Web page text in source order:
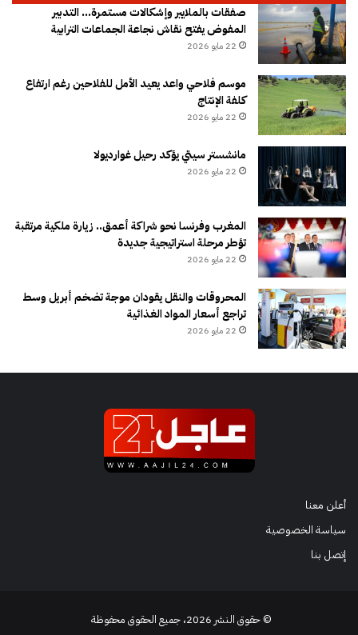
صفقات بالملايير وإشكالات مستمرة… التدبير
المفوض يفتح نقاش نجاعة الجماعات الترابية
22 مايو 2026
موسم فلاحي واعد يعيد الأمل للفلاحين رغم ارتفاع
كلفة الإنتاج
22 مايو 2026
مانشستر سيتي يؤكد رحيل غوارديولا
22 مايو 2026
المغرب وفرنسا نحو شراكة أعمق.. زيارة ملكية مرتقبة
تؤطر مرحلة استراتيجية جديدة
22 مايو 2026
المحروقات والنقل يقودان موجة تضخم أبريل وسط
تراجع أسعار المواد الغذائية
22 مايو 2026
أعلن معنا
سياسة الخصوصية
إتصل بنا
© حقوق النشر 2026، جميع الحقوق محفوظة